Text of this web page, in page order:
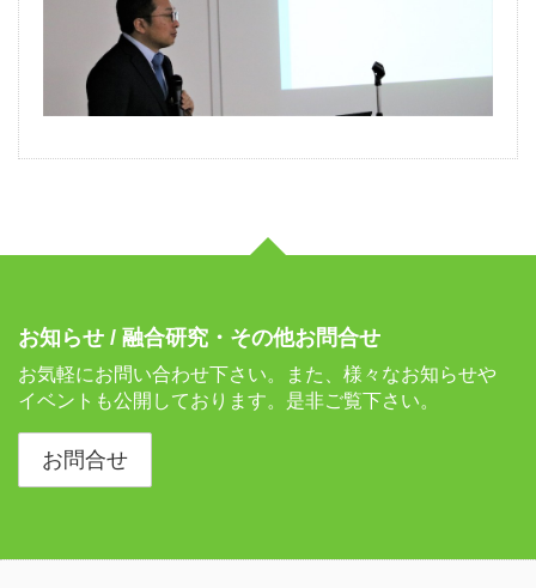
お知らせ / 融合研究・その他お問合せ
お気軽にお問い合わせ下さい。また、様々なお知らせや
イベントも公開しております。是非ご覧下さい。
お問合せ